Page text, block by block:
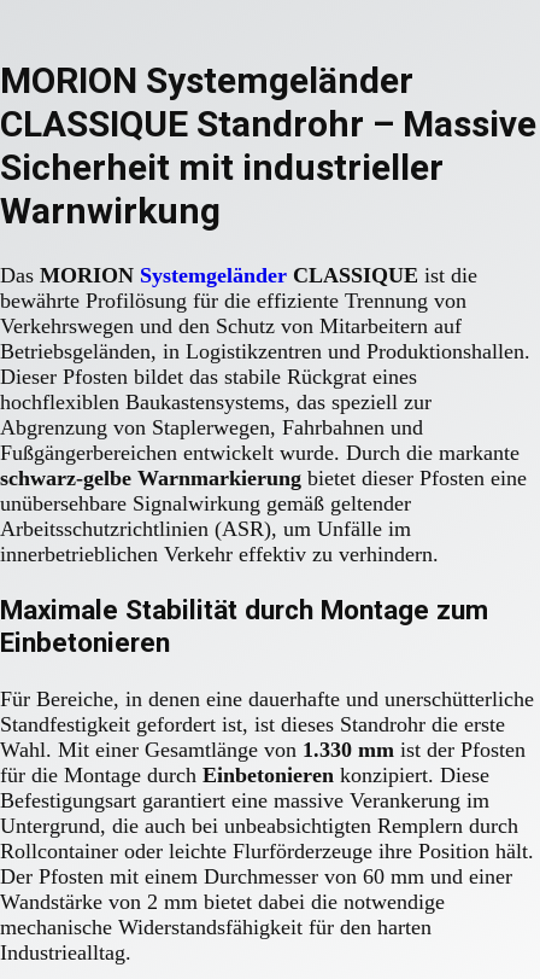
MORION Systemgeländer
CLASSIQUE Standrohr – Massive
Sicherheit mit industrieller
Warnwirkung
Das MORION Systemgeländer CLASSIQUE ist die
bewährte Profilösung für die effiziente Trennung von
Verkehrswegen und den Schutz von Mitarbeitern auf
Betriebsgeländen, in Logistikzentren und Produktionshallen.
Dieser Pfosten bildet das stabile Rückgrat eines
hochflexiblen Baukastensystems, das speziell zur
Abgrenzung von Staplerwegen, Fahrbahnen und
Fußgängerbereichen entwickelt wurde. Durch die markante
schwarz-gelbe Warnmarkierung bietet dieser Pfosten eine
unübersehbare Signalwirkung gemäß geltender
Arbeitsschutzrichtlinien (ASR), um Unfälle im
innerbetrieblichen Verkehr effektiv zu verhindern.
Maximale Stabilität durch Montage zum
Einbetonieren
Für Bereiche, in denen eine dauerhafte und unerschütterliche
Standfestigkeit gefordert ist, ist dieses Standrohr die erste
Wahl. Mit einer Gesamtlänge von 1.330 mm ist der Pfosten
für die Montage durch Einbetonieren konzipiert. Diese
Befestigungsart garantiert eine massive Verankerung im
Untergrund, die auch bei unbeabsichtigten Remplern durch
Rollcontainer oder leichte Flurförderzeuge ihre Position hält.
Der Pfosten mit einem Durchmesser von 60 mm und einer
Wandstärke von 2 mm bietet dabei die notwendige
mechanische Widerstandsfähigkeit für den harten
Industriealltag.